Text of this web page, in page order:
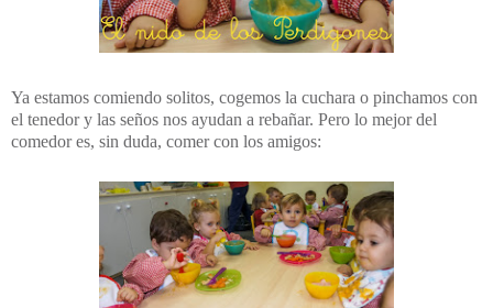
Ya estamos comiendo solitos, cogemos la cuchara o pinchamos con
el tenedor y las seños nos ayudan a rebañar. Pero lo mejor del
comedor es, sin duda, comer con los amigos: